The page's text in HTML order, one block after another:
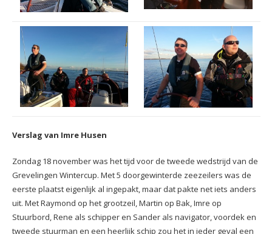
Verslag van Imre Husen
Zondag 18 november was het tijd voor de tweede wedstrijd van de
Grevelingen Wintercup. Met 5 doorgewinterde zeezeilers was de
eerste plaatst eigenlijk al ingepakt, maar dat pakte net iets anders
uit. Met Raymond op het grootzeil, Martin op Bak, Imre op
Stuurbord, Rene als schipper en Sander als navigator, voordek en
tweede stuurman en een heerlijk schip zou het in ieder geval een